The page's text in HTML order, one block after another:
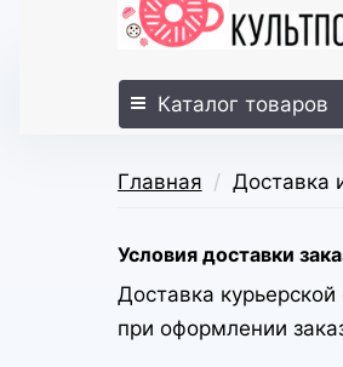
Каталог товаров
Главная Доставка
Условия доставки
Доставка
при оформлении